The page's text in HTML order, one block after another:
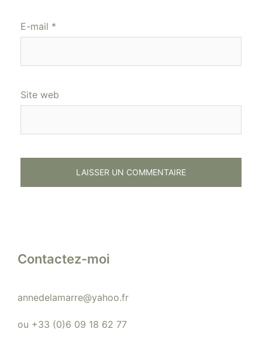
E-mail *
Site web
Contactez-moi
annedelamarre@yahoo.fr
ou +33 (0)6 09 18 62 77